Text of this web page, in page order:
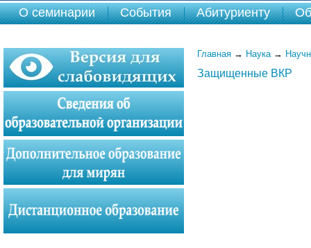
О семинарии События Абитуриенту
Главная → Наука →
Защищенные ВКР